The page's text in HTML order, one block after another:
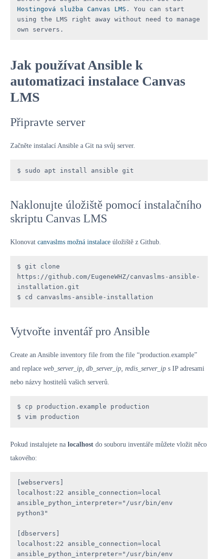
Hostingová služba Canvas LMS . You can start
using the LMS right away without need to manage
own servers.
Jak používat Ansible k
automatizaci instalace Canvas
LMS
Připravte server
Začněte instalací Ansible a Git na svůj server.
$ sudo apt install ansible git
Naklonujte úložiště pomocí instalačního
skriptu Canvas LMS
Klonovat canvaslms možná instalace úložiště z Github.
$ git clone
https://github.com/EugeneWHZ/canvaslms-ansible-
installation.git
$ cd canvaslms-ansible-installation
Vytvořte inventář pro Ansible
Create an Ansible inventory file from the file “production.example”
and replace web_server_ip, db_server_ip, redis_server_ip s IP adresami
nebo názvy hostitelů vašich serverů.
$ cp production.example production
$ vim production
Pokud instalujete na localhost do souboru inventáře můžete vložit něco
takového:
[webservers]
localhost:22 ansible_connection=local
ansible_python_interpreter="/usr/bin/env
python3"
[dbservers]
localhost:22 ansible_connection=local
ansible_python_interpreter="/usr/bin/env